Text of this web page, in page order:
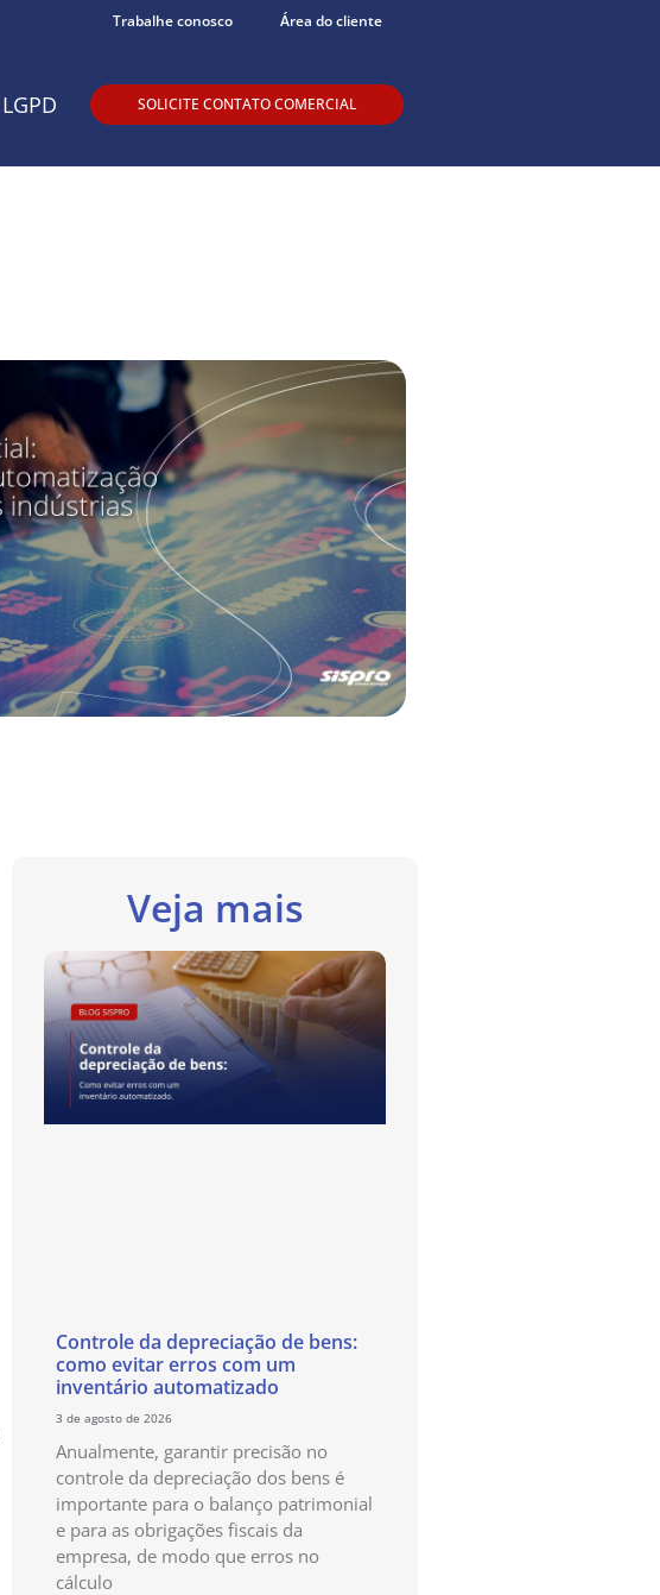
Trabalhe conosco Área do cliente
LGPD SOLICITE CONTATO COMERCIAL
Veja mais
Controle da depreciação de bens:
como evitar erros com um
inventário automatizado
3 de agosto de 2026
Anualmente, garantir precisão no
controle da depreciação dos bens é
importante para o balanço patrimonial
e para as obrigações fiscais da
empresa, de modo que erros no
cálculo